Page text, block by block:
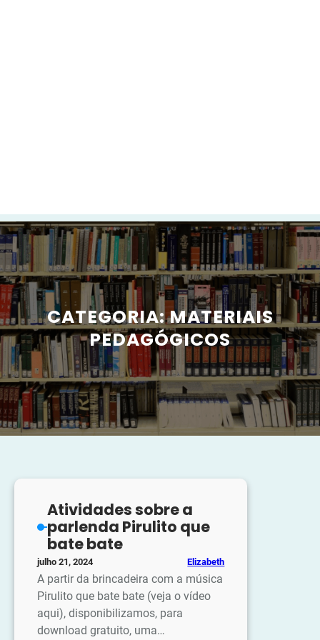
CATEGORIA:MATERIAIS
PEDAGÓGICOS
Atividades sobre a
parlenda Pirulito que
bate bate
julho 21, 2024 Elizabeth
A partir da brincadeira com a música
Pirulito que bate bate (veja o vídeo
aqui), disponibilizamos, para
download gratuito, uma…